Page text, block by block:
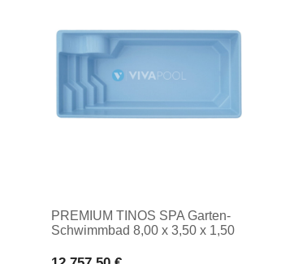
PREMIUM TINOS SPA Garten-
Schwimmbad 8,00 x 3,50 x 1,50
EINSATZBEWÄSSER